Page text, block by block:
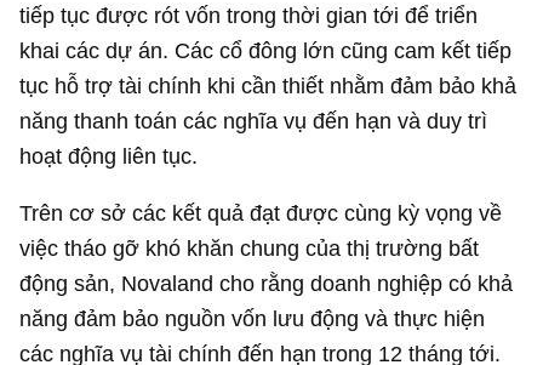
tiếp tục được rót vốn trong thời gian tới để triển
khai các dự án. Các cổ đông lớn cũng cam kết tiếp
tục hỗ trợ tài chính khi cần thiết nhằm đảm bảo khả
năng thanh toán các nghĩa vụ đến hạn và duy trì
hoạt động liên tục.
Trên cơ sở các kết quả đạt được cùng kỳ vọng về
việc tháo gỡ khó khăn chung của thị trường bất
động sản, Novaland cho rằng doanh nghiệp có khả
năng đảm bảo nguồn vốn lưu động và thực hiện
các nghĩa vụ tài chính đến hạn trong 12 tháng tới.